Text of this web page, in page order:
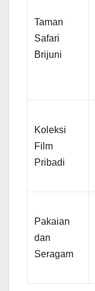
Taman
Safari
Brijuni
Koleksi
Film
Pribadi
Pakaian
dan
Seragam